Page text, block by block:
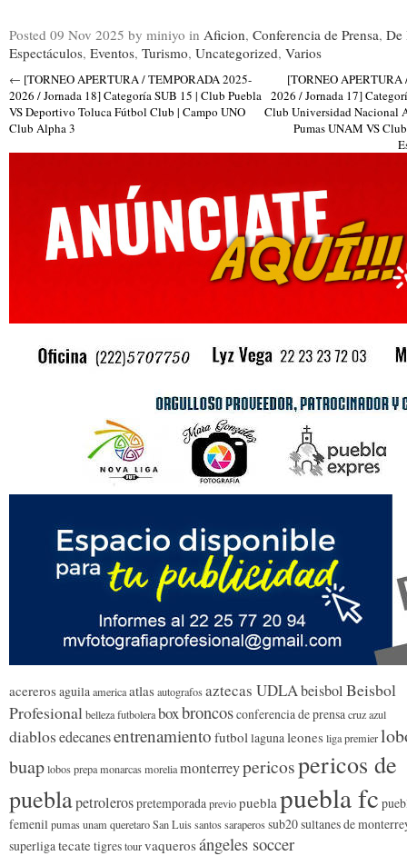
Posted 09 Nov 2025 by miniyo in Aficion, Conferencia de Prensa, De
Espectáculos, Eventos, Turismo, Uncategorized, Varios
← [TORNEO APERTURA / TEMPORADA 2025-
2026 / Jornada 18] Categoría SUB 15 | Club Puebla
VS Deportivo Toluca Fútbol Club | Campo UNO
Club Alpha 3
[TORNEO
2026 / Jornada 17]
Club Universidad Nacional
Pumas UNAM VS
acererosaguilaamericaatlasautografosaztecas UDLAbeisbolBeisbol
Profesionalbelleza futboleraboxbroncosconferencia de prensacruz azul
diablosedecanesentrenamiento futbollagunaleonesliga premier
buaplobos prepamonarcas moreliamonterreypericospericos de
pueblapetrolerospretemporadapreviopueblapuebla fc
femenilpumas unam queretaroSan Luissantossaraperossub20sultanes de
superligatecatetigrestourvaquerosángeles soccer